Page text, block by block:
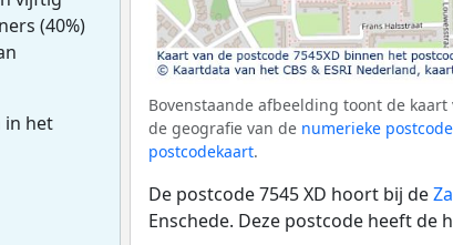
(40%)
in het
Bovenstaande afbeelding toont de
de geografie van de numerieke
postcodekaart.
De postcode 7545 XD hoort bij de
Enschede. Deze postcode heeft de